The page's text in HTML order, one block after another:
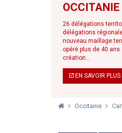
OCCITANIE
26 délégations
délégations
nouveau maillage
opéré plus de 40 ans
création...
EN SAVOIR PLUS
Occitanie